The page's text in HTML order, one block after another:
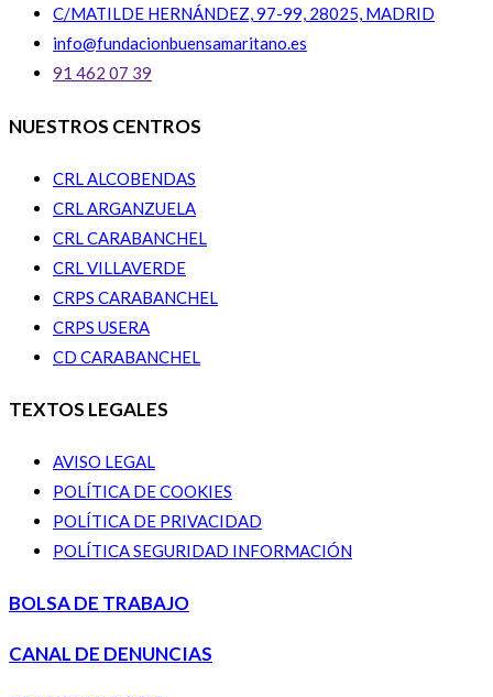
C/MATILDE HERNÁNDEZ, 97-99, 28025, MADRID
info@fundacionbuensamaritano.es
91 462 07 39
NUESTROS CENTROS
CRL ALCOBENDAS
CRL ARGANZUELA
CRL CARABANCHEL
CRL VILLAVERDE
CRPS CARABANCHEL
CRPS USERA
CD CARABANCHEL
TEXTOS LEGALES
AVISO LEGAL
POLÍTICA DE COOKIES
POLÍTICA DE PRIVACIDAD
POLÍTICA SEGURIDAD INFORMACIÓN
BOLSA DE TRABAJO
CANAL DE DENUNCIAS